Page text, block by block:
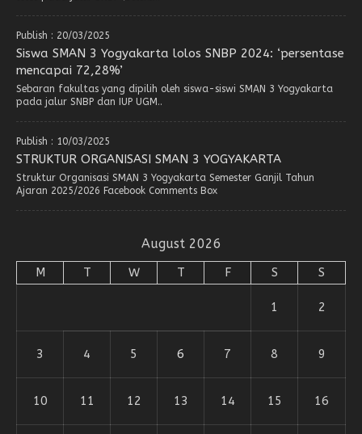
Publish : 20/03/2025
Siswa SMAN 3 Yogyakarta lolos SNBP 2024: ‘persentase
mencapai 72,28%’
Sebaran fakultas yang dipilih oleh siswa-siswi SMAN 3 Yogyakarta
pada jalur SNBP dan IUP UGM..
Publish : 10/03/2025
STRUKTUR ORGANISASI SMAN 3 YOGYAKARTA
Struktur Organisasi SMAN 3 Yogyakarta Semester Ganjil Tahun
Ajaran 2025/2026 Facebook Comments Box
August 2026
M T W T F S S
1 2
3 4 5 6 7 8 9
10 11 12 13 14 15 16